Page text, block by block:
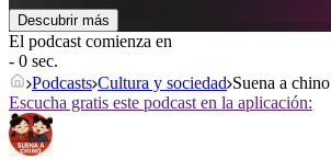
Descubrir más
El podcast comienza en
- 0 sec.
Podcasts Cultura y sociedad Suena a chino
Escucha gratis este podcast en la aplicación: